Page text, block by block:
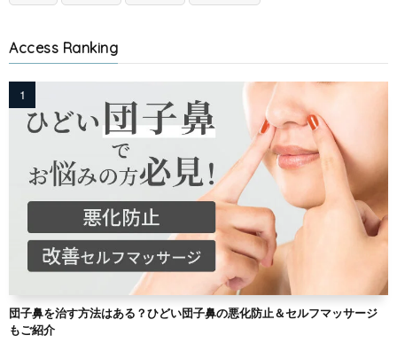
Access Ranking
団子鼻を治す方法はある？ひどい団子鼻の悪化防止＆セルフマッサージ
もご紹介